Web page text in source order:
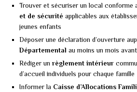
Trouver et sécuriser un local conforme
et de sécurité applicables aux
jeunes enfants
Déposer une déclaration d’ouverture
Départemental au moins un mois
Rédiger un règlement intérieur
d’accueil individuels pour chaque famille
Informer la Caisse d’Allocations